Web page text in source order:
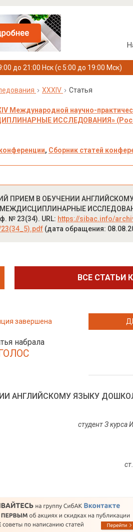
до 21:00 Нск (с 5:00 до 19:00 Мск)
XXXIV Статья
Международной научно-
ИССЛЕДОВАНИЯ»
, Сборник статей
ПРИЕМ В ОБУЧЕНИИ
МЕЖДИСЦИПЛИНАРНЫЕ
№ 23(34). URL: https://sibac.info/
(дата обращения:
ВСЕ СТАТЬИ
завершена
набрала
АНГЛИЙСКОМУ ЯЗЫКУ
студент З